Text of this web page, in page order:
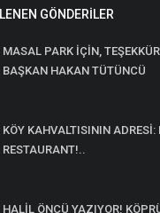
GÖNDERILER
MASAL PARK İÇİN,
BAŞKAN HAKAN TÜTÜNCÜ
KÖY KAHVALTISININ ADRESİ:
RESTAURANT!..
HALİL ÖNCÜ YAZIYOR!